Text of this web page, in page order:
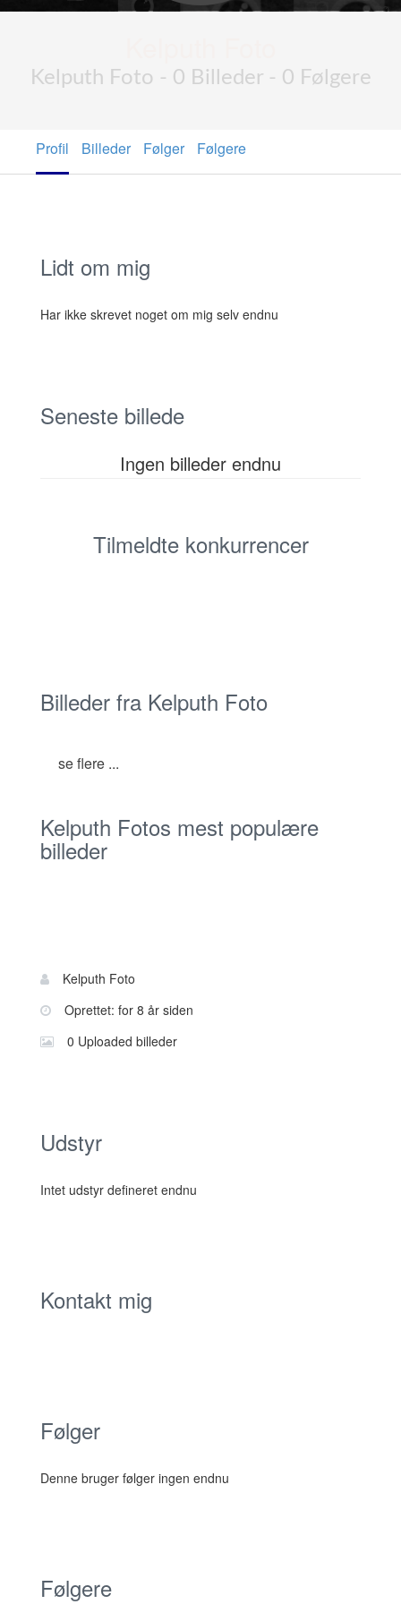
Kelputh Foto - 0 Billeder - 0 Følgere
Profil Billeder Følger Følgere
Lidt om mig
Har ikke skrevet noget om mig selv endnu
Seneste billede
Ingen billeder endnu
Tilmeldte konkurrencer
Billeder fra Kelputh Foto
se flere ...
Kelputh Fotos mest populære
billeder
Bruger
information
Navn:
Kelputh Foto
Oprettet: for 8 år siden
0 Uploaded billeder
Udstyr
Intet udstyr defineret endnu
Kontakt mig
Følger
Denne bruger følger ingen endnu
Følgere